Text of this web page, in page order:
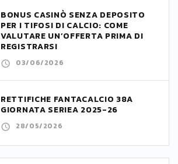
BONUS CASINÒ SENZA DEPOSITO
PER I TIFOSI DI CALCIO: COME
VALUTARE UN’OFFERTA PRIMA DI
REGISTRARSI
03/06/2026
RETTIFICHE FANTACALCIO 38A
GIORNATA SERIEA 2025-26
28/05/2026